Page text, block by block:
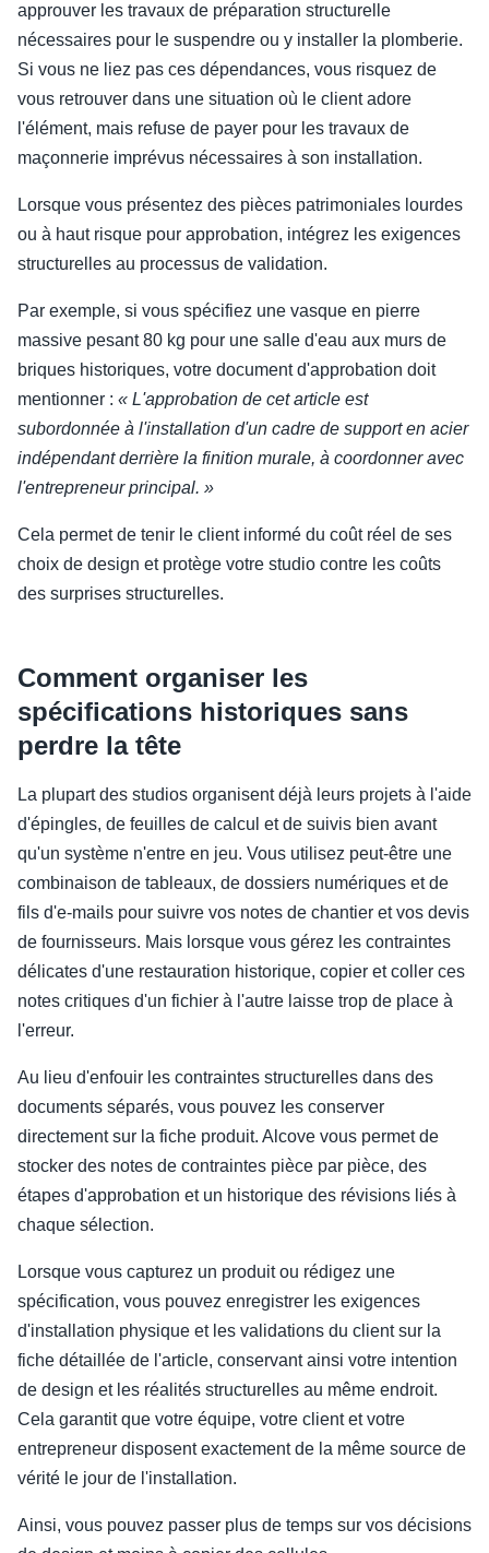
approuver les travaux de préparation structurelle
nécessaires pour le suspendre ou y installer la plomberie.
Si vous ne liez pas ces dépendances, vous risquez de
vous retrouver dans une situation où le client adore
l'élément, mais refuse de payer pour les travaux de
maçonnerie imprévus nécessaires à son installation.
Lorsque vous présentez des pièces patrimoniales lourdes
ou à haut risque pour approbation, intégrez les exigences
structurelles au processus de validation.
Par exemple, si vous spécifiez une vasque en pierre
massive pesant 80 kg pour une salle d'eau aux murs de
briques historiques, votre document d'approbation doit
mentionner : « L'approbation de cet article est
subordonnée à l'installation d'un cadre de support en acier
indépendant derrière la finition murale, à coordonner avec
l'entrepreneur principal. »
Cela permet de tenir le client informé du coût réel de ses
choix de design et protège votre studio contre les coûts
des surprises structurelles.
Comment organiser les
spécifications historiques sans
perdre la tête
La plupart des studios organisent déjà leurs projets à l'aide
d'épingles, de feuilles de calcul et de suivis bien avant
qu'un système n'entre en jeu. Vous utilisez peut-être une
combinaison de tableaux, de dossiers numériques et de
fils d'e-mails pour suivre vos notes de chantier et vos devis
de fournisseurs. Mais lorsque vous gérez les contraintes
délicates d'une restauration historique, copier et coller ces
notes critiques d'un fichier à l'autre laisse trop de place à
l'erreur.
Au lieu d'enfouir les contraintes structurelles dans des
documents séparés, vous pouvez les conserver
directement sur la fiche produit. Alcove vous permet de
stocker des notes de contraintes pièce par pièce, des
étapes d'approbation et un historique des révisions liés à
chaque sélection.
Lorsque vous capturez un produit ou rédigez une
spécification, vous pouvez enregistrer les exigences
d'installation physique et les validations du client sur la
fiche détaillée de l'article, conservant ainsi votre intention
de design et les réalités structurelles au même endroit.
Cela garantit que votre équipe, votre client et votre
entrepreneur disposent exactement de la même source de
vérité le jour de l'installation.
Ainsi, vous pouvez passer plus de temps sur vos décisions